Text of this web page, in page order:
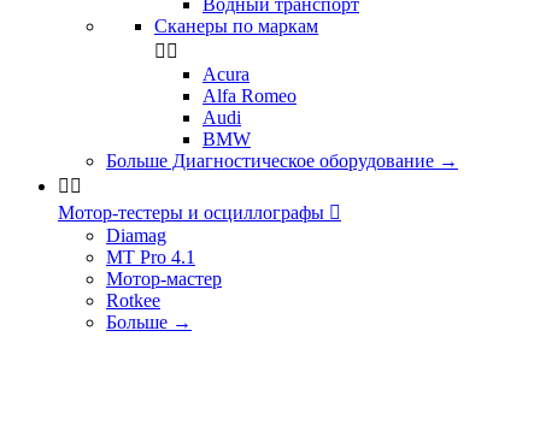
Водный транспорт
Сканеры по маркам
 
Acura
Alfa Romeo
Audi
BMW
Больше Диагностическое оборудование →
 
Мотор-тестеры и осциллографы 
Diamag
MT Pro 4.1
Мотор-мастер
Rotkee
Больше →